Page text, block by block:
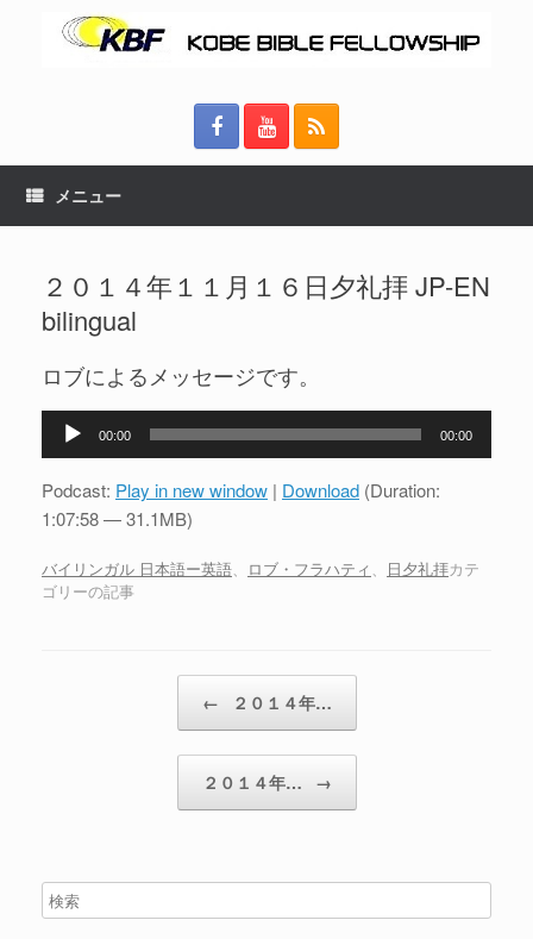
メニュー
２０１４年１１月１６日夕礼拝 JP-EN
bilingual
ロブによるメッセージです。
プ
レ
ヤ
ー
00:00 00:00
Podcast: Play in new window | Download (Duration:
1:07:58 — 31.1MB)
バイリンガル 日本語ー英語、 ロブ・フラハティ、 日夕礼拝カテ
ゴリーの記事
← ２０１４年…
２０１４年… →